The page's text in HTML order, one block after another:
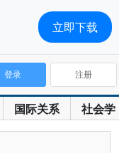
国际关系 社会学
登录 注册
立即下载